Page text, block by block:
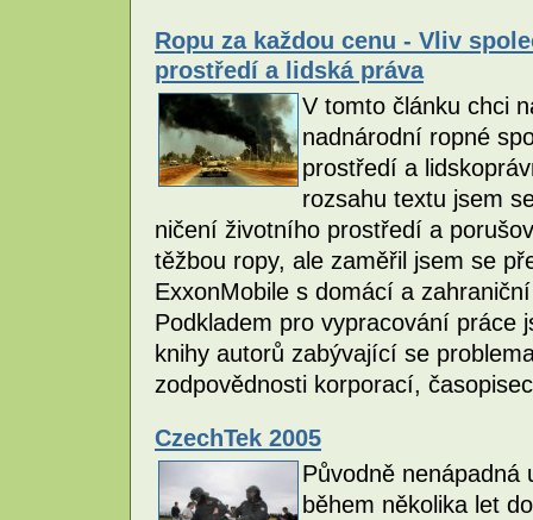
Ropu za každou cenu - Vliv
prostředí a lidská práva
V tomto článku chci
nadnárodní ropné
prostředí a
rozsahu textu jsem
ničení životního prostředí a
těžbou ropy, ale zaměřil jsem se
ExxonMobile s domácí a
Podkladem pro vypracování práce
knihy autorů zabývající se
zodpovědnosti korporací,
CzechTek 2005
Původně nenápadná
během několika let